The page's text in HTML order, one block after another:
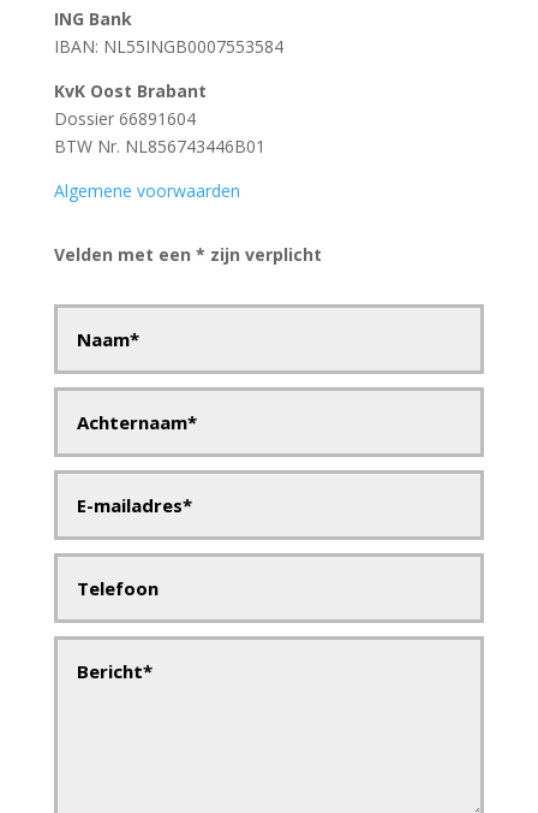
ING Bank
IBAN: NL55INGB0007553584
KvK Oost Brabant
Dossier 66891604
BTW Nr. NL856743446B01
Algemene voorwaarden
Velden met een * zijn verplicht